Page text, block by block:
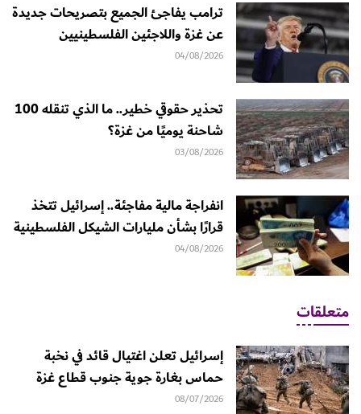
ترامب يفاجئ الجميع بتصريحات جديدة
عن غزة واللاجئين الفلسطينيين
04/08/2026
تحذير حقوقي خطير.. ما الذي تنقله 100
شاحنة يوميًا من غزة؟
03/08/2026
انفراجة مالية مفاجئة.. إسرائيل تتخذ
قرارًا بشأن مليارات الشيكل الفلسطينية
04/08/2026
متعلقات
إسرائيل تعلن اغتيال قائد في نخبة
حماس بغارة جوية جنوب قطاع غزة
08/07/2026